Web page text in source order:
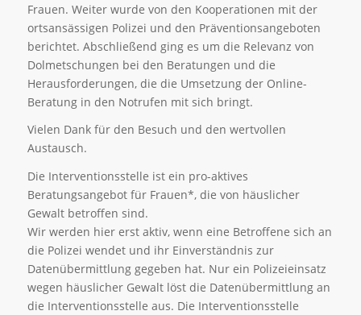
Frauen. Weiter wurde von den Kooperationen mit der
ortsansässigen Polizei und den Präventionsangeboten
berichtet. Abschließend ging es um die Relevanz von
Dolmetschungen bei den Beratungen und die
Herausforderungen, die die Umsetzung der Online-
Beratung in den Notrufen mit sich bringt.
Vielen Dank für den Besuch und den wertvollen
Austausch.
Die Interventionsstelle ist ein pro-aktives
Beratungsangebot für Frauen*, die von häuslicher
Gewalt betroffen sind.
Wir werden hier erst aktiv, wenn eine Betroffene sich an
die Polizei wendet und ihr Einverständnis zur
Datenübermittlung gegeben hat. Nur ein Polizeieinsatz
wegen häuslicher Gewalt löst die Datenübermittlung an
die Interventionsstelle aus. Die Interventionsstelle